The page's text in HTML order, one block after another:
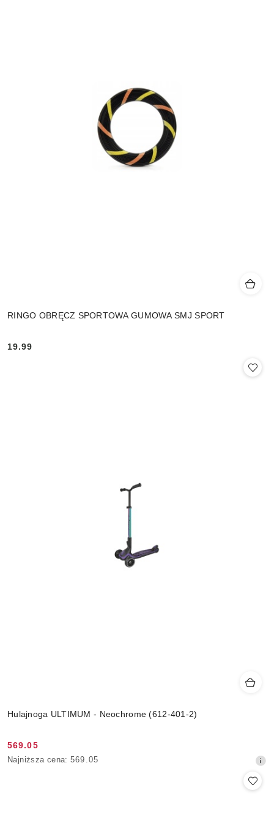
RINGO OBRĘCZ SPORTOWA GUMOWA SMJ SPORT
Cena:
19.99
Hulajnoga ULTIMUM - Neochrome (612-401-2)
Cena
promocyjna:
569.05
Najniższa
Najniższa cena: 569.05